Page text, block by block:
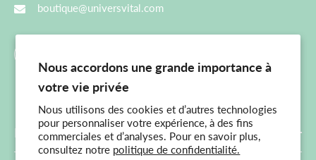
Nous accordons une grande importance à
votre vie privée
Nous utilisons des cookies et d’autres technologies
pour personnaliser votre expérience, à des fins
commerciales et d’analyses. Pour en savoir plus,
consultez notre politique de confidentialité.
boutique@universvital.com
Menu Principal